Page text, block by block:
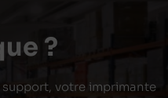
?
votre imprimante